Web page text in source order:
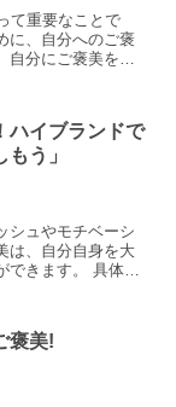
て重要なことで
に、自分へのご褒
自分にご褒美を与
ハイブランドで
う」
シュやモチベーシ
は、自分自身を大
できます。 具体的
褒美!